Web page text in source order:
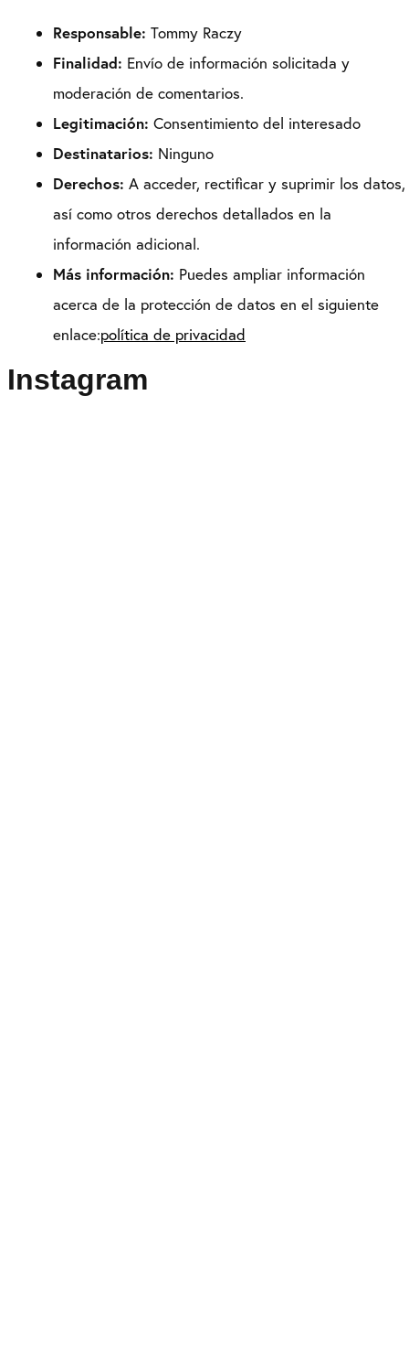
Responsable: Tommy Raczy
Finalidad: Envío de información solicitada y
moderación de comentarios.
Legitimación: Consentimiento del interesado
Destinatarios: Ninguno
Derechos: A acceder, rectificar y suprimir los datos,
así como otros derechos detallados en la
información adicional.
Más información: Puedes ampliar información
acerca de la protección de datos en el siguiente
enlace:política de privacidad
Instagram